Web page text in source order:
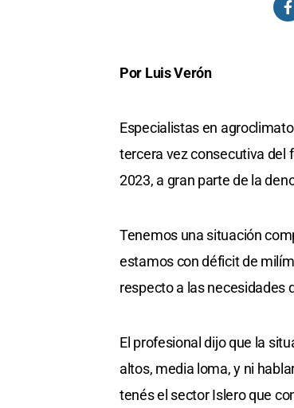
Por Luis Verón
Especialistas en
tercera vez consecutiva del
2023, a gran parte de la
Tenemos una situación
estamos con déficit de
respecto a las necesidades
El profesional dijo que la
altos, media loma, y ni
tenés el sector Islero que